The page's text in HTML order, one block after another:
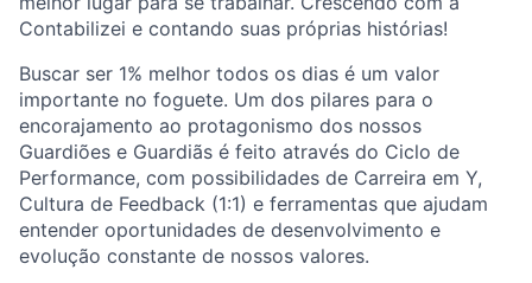
Contabilizei e contando suas próprias histórias!
Buscar ser 1% melhor todos os dias é um valor
importante no foguete. Um dos pilares para o
encorajamento ao protagonismo dos nossos
Guardiões e Guardiãs é feito através do Ciclo de
Performance, com possibilidades de Carreira em Y,
Cultura de Feedback (1:1) e ferramentas que ajudam
entender oportunidades de desenvolvimento e
evolução constante de nossos valores.